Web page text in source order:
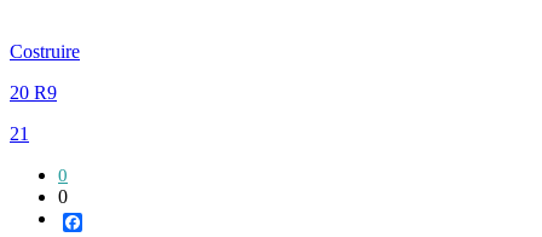
Costruire
20 R9
21
0
0